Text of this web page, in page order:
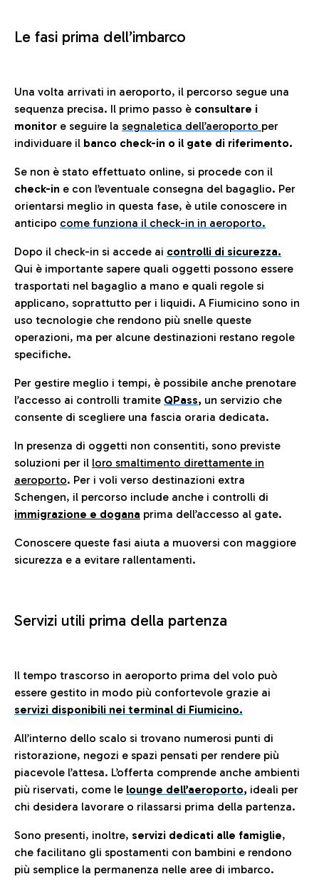
Le fasi prima dell’imbarco
Una volta arrivati in aeroporto, il percorso segue una
sequenza precisa. Il primo passo è consultare i
monitor e seguire la segnaletica dell’aeroporto per
individuare il banco check-in o il gate di riferimento.
Se non è stato effettuato online, si procede con il
check-in e con l’eventuale consegna del bagaglio. Per
orientarsi meglio in questa fase, è utile conoscere in
anticipo come funziona il check-in in aeroporto.
Dopo il check-in si accede ai controlli di sicurezza.
Qui è importante sapere quali oggetti possono essere
trasportati nel bagaglio a mano e quali regole si
applicano, soprattutto per i liquidi. A Fiumicino sono in
uso tecnologie che rendono più snelle queste
operazioni, ma per alcune destinazioni restano regole
specifiche.
Per gestire meglio i tempi, è possibile anche prenotare
l’accesso ai controlli tramite QPass, un servizio che
consente di scegliere una fascia oraria dedicata.
In presenza di oggetti non consentiti, sono previste
soluzioni per il loro smaltimento direttamente in
aeroporto. Per i voli verso destinazioni extra
Schengen, il percorso include anche i controlli di
immigrazione e dogana prima dell’accesso al gate.
Conoscere queste fasi aiuta a muoversi con maggiore
sicurezza e a evitare rallentamenti.
Servizi utili prima della partenza
Il tempo trascorso in aeroporto prima del volo può
essere gestito in modo più confortevole grazie ai
servizi disponibili nei terminal di Fiumicino.
All’interno dello scalo si trovano numerosi punti di
ristorazione, negozi e spazi pensati per rendere più
piacevole l’attesa. L’offerta comprende anche ambienti
più riservati, come le lounge dell’aeroporto, ideali per
chi desidera lavorare o rilassarsi prima della partenza.
Sono presenti, inoltre, servizi dedicati alle famiglie,
che facilitano gli spostamenti con bambini e rendono
più semplice la permanenza nelle aree di imbarco.